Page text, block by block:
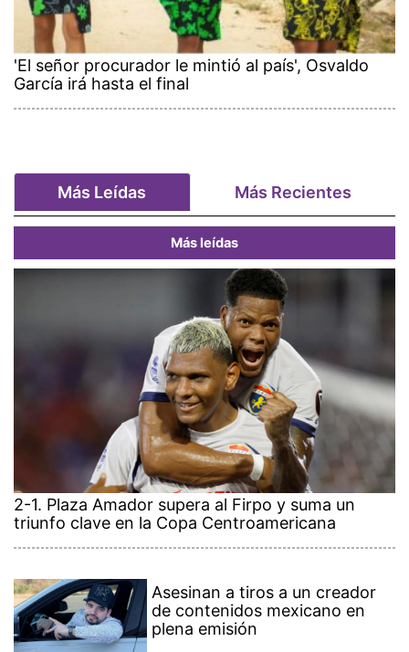
'El señor procurador le mintió al país', Osvaldo
García irá hasta el final
Más Leídas Más Recientes
Más leídas
2-1. Plaza Amador supera al Firpo y suma un
triunfo clave en la Copa Centroamericana
Asesinan a tiros a un creador
de contenidos mexicano en
plena emisión